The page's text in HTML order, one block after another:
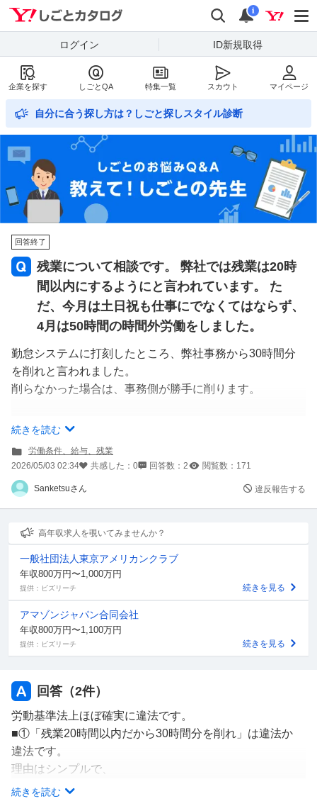
Yahoo!しごとカタログ
検索
通知
i
ログイン ID新規取得
企業を探す しごとQA 特集一覧 スカウト マイページ
自分に合う探し方は？しごと探しスタイル診断
回答終了
残業について相談です。 弊社では残業は20時
間以内にするようにと言われています。 た
だ、今月は土日祝も仕事にでなくてはならず、
4月は50時間の時間外労働をしました。
勤怠システムに打刻したところ、弊社事務から30時間分
を削れと言われました。
削らなかった場合は、事務側が勝手に削ります。
これは違法ですか？
また、弊社は所定労働時間があるフレックスタイム制とな
っていますが、それでも土日祝の休業日に出勤したら休日
出勤手当が発生しますよね？
自己判断で出勤しているのだから手当は出ないという会社
の言い分はまかり通るものですか？
続きを読む
労働条件、給与、残業
2026/05/03 02:34
共感した： 0 回答数： 2 閲覧数： 171
Sanketsuさん 違反報告する
高年収求人を覗いてみませんか？
一般社団法人東京アメリカンクラブ
年収800万円〜1,000万円
提供：ビズリーチ 続きを見る
アマゾンジャパン合同会社
年収800万円〜1,100万円
提供：ビズリーチ 続きを見る
回答（2件）
労動基準法上ほぼ確実に違法です。
■①「残業20時間以内だから30時間分を削れ」は違法か
違法です。
理由はシンプルで、
労働基準法は “実際に働いた時間＝労働時間” と定義して
続きを読む